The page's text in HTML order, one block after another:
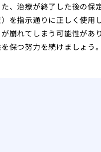
、治療が終了した後の保
を指示通りに正しく使用
崩れてしまう可能性があ
保つ努力を続けましょう。